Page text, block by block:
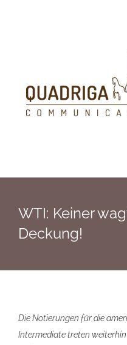
WTI: Keiner
Deckung!
Die Notierungen für die
Intermediate treten